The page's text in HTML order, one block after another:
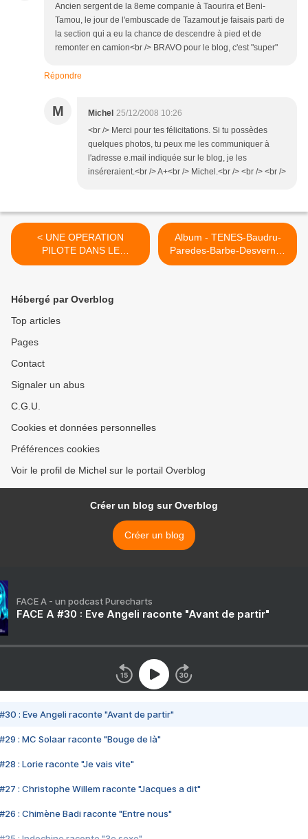
Ancien sergent de la 8eme companie à Taourira et Beni-
Tamou, le jour de l'embuscade de Tazamout je faisais parti de
la section qui a eu la chance de descendre à pied et de
remonter en camion<br /> BRAVO pour le blog, c'est "super"
Répondre
M Michel 25/12/2008 10:26
<br /> Merci pour tes félicitations. Si tu possèdes
quelques photos, tu peux me les communiquer à
l'adresse e.mail indiquée sur le blog, je les
inséreraient.<br /> A+<br /> Michel.<br /> <br /> <br />
< UNE OPERATION
PILOTE DANS LE
SECTEUR DE TENES
Album - TENES-Baudru-
Paredes-Barbe-Desvernes
>
Hébergé par Overblog
Top articles
Pages
Contact
Signaler un abus
C.G.U.
Cookies et données personnelles
Préférences cookies
Voir le profil de Michel sur le portail Overblog
Créer un blog sur Overblog
Créer un blog
FACE A - un podcast Purecharts
FACE A #30 : Eve Angeli raconte "Avant de partir"
#30 : Eve Angeli raconte "Avant de partir"
#29 : MC Solaar raconte "Bouge de là"
#28 : Lorie raconte "Je vais vite"
#27 : Christophe Willem raconte "Jacques a dit"
#26 : Chimène Badi raconte "Entre nous"